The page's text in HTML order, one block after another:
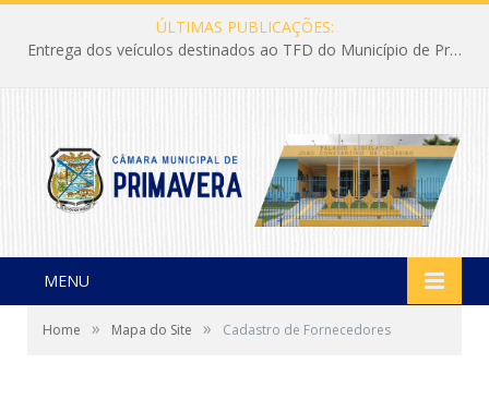
ÚLTIMAS PUBLICAÇÕES:
Entrega dos veículos destinados ao TFD do Município de Primavera
MENU
Home » Mapa do Site » Cadastro de Fornecedores